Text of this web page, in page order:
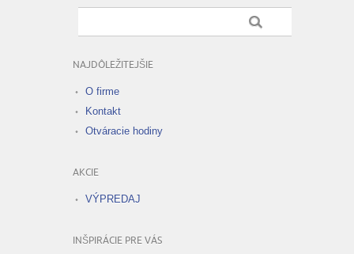
NAJDÔLEŽITEJŠIE
O firme
Kontakt
Otváracie hodiny
AKCIE
VÝPREDAJ
INŠPIRÁCIE PRE VÁS